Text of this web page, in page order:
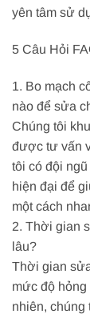
yên tâm sử
5 Câu Hỏi
1. Bo mạch
nào để sửa
Chúng tôi
được tư vấn
tôi có đội
hiện đại để
một cách
2. Thời gian
lâu?
Thời gian
mức độ
nhiên, chúng